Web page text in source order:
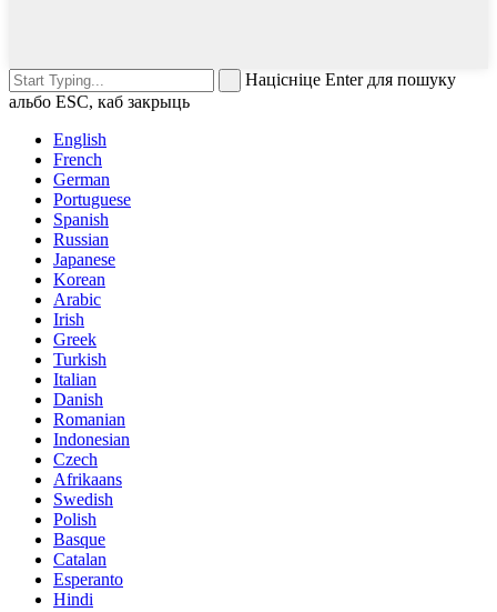
Націсніце Enter для пошуку
альбо ESC, каб закрыць
English
French
German
Portuguese
Spanish
Russian
Japanese
Korean
Arabic
Irish
Greek
Turkish
Italian
Danish
Romanian
Indonesian
Czech
Afrikaans
Swedish
Polish
Basque
Catalan
Esperanto
Hindi